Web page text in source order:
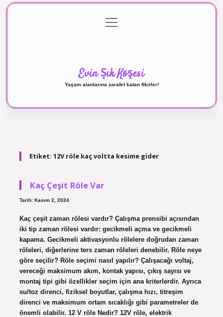
Gizlilik Politikası
menüyü
aç
Evin Şık Köşesi
Yaşam alanlarına zarafet katan fikirler!
Etiket: 12V röle kaç voltta kesime gider
Kaç Çeşit Röle Var
Tarih: Kasım 2, 2024
Kaç çeşit zaman rölesi vardır? Çalışma prensibi açısından
iki tip zaman rölesi vardır: gecikmeli açma ve gecikmeli
kapama. Gecikmeli aktivasyonlu rölelere doğrudan zaman
röleleri, diğerlerine ters zaman röleleri denebilir. Röle neye
göre seçilir? Röle seçimi nasıl yapılır? Çalışacağı voltaj,
vereceği maksimum akım, kontak yapısı, çıkış sayısı ve
montaj tipi gibi özellikler seçim için ana kriterlerdir. Ayrıca
su/toz direnci, fiziksel boyutlar, çalışma hızı, titreşim
direnci ve maksimum ortam sıcaklığı gibi parametreler de
önemli olabilir. 12 V röle Nedir? 12V röle, elektrik